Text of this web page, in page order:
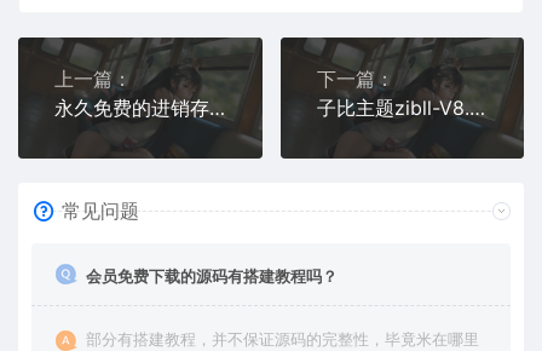
上一篇：
永久免费的进销存ERP管理源码
下一篇：
子比主题zibll-V8.0 开心版源码
常见问题
会员免费下载的源码有搭建教程吗？
部分有搭建教程，并不保证源码的完整性，毕竟米在哪里